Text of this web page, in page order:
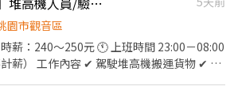
或無故缺席，以免影響後續錄用資格。 ✅主
物勞力性質，請自行評估身體狀況。 ✅休
、費用以實際簽退時間為準。 ✅收款戶非
15元跨行手續費 ✅請勿隨意取消與當日臨時
215 余主任】
園市觀音區
運貨物 ✔ 將